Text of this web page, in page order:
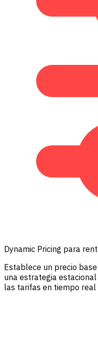
Dynamic Pricing para
Establece un precio
una estrategia
las tarifas en tiempo real